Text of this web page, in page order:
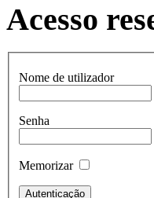
Acesso
Nome de utilizador
Senha
Memorizar